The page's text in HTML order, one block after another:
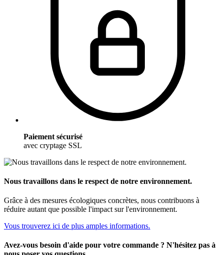
Paiement sécurisé
avec cryptage SSL
Nous travaillons dans le respect de notre environnement.
Grâce à des mesures écologiques concrètes, nous contribuons à
réduire autant que possible l'impact sur l'environnement.
Vous trouverez ici de plus amples informations.
Avez-vous besoin d'aide pour votre commande ? N'hésitez pas à